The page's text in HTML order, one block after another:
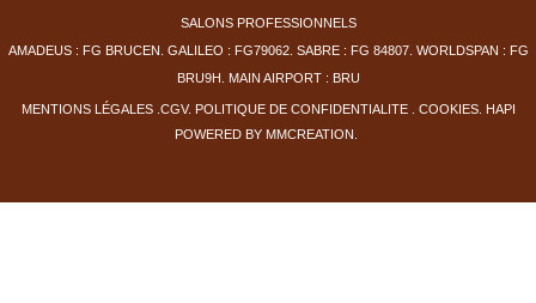
SALONS PROFESSIONNELS
AMADEUS : FG BRUCEN. GALILEO : FG79062. SABRE : FG 84807. WORLDSPAN : FG
BRU9H. MAIN AIRPORT : BRU
MENTIONS LÉGALES CGV. POLITIQUE DE CONFIDENTIALITE . COOKIES. HAPI
POWERED BY MMCREATION